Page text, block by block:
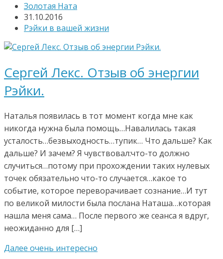
Золотая Ната
31.10.2016
Рэйки в вашей жизни
Сергей Лекс. Отзыв об энергии
Рэйки.
Наталья появилась в тот момент когда мне как
никогда нужна была помощь…Навалилась такая
усталость…безвыходность…тупик… Что дальше? Как
дальше? И зачем? Я чувствовал:что-то должно
случиться…потому при прохождении таких нулевых
точек обязательно что-то случается…какое то
событие, которое переворачивает сознание…И тут
по великой милости была послана Наташа…которая
нашла меня сама… После первого же сеанса я вдруг,
неожиданно для […]
Далее очень интересно